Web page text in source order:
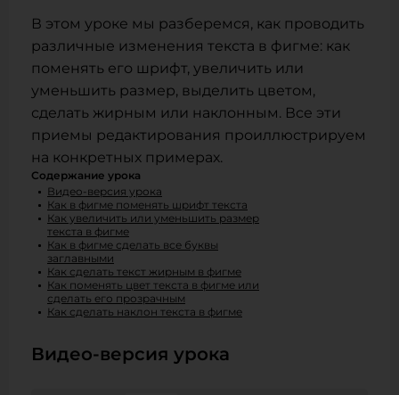
В этом уроке мы разберемся, как проводить
различные изменения текста в фигме: как
поменять его шрифт, увеличить или
уменьшить размер, выделить цветом,
сделать жирным или наклонным. Все эти
приемы редактирования проиллюстрируем
на конкретных примерах.
Содержание урока
Видео-версия урока
Как в фигме поменять шрифт текста
Как увеличить или уменьшить размер
текста в фигме
Как в фигме сделать все буквы
заглавными
Как сделать текст жирным в фигме
Как поменять цвет текста в фигме или
сделать его прозрачным
Как сделать наклон текста в фигме
Видео-версия урока